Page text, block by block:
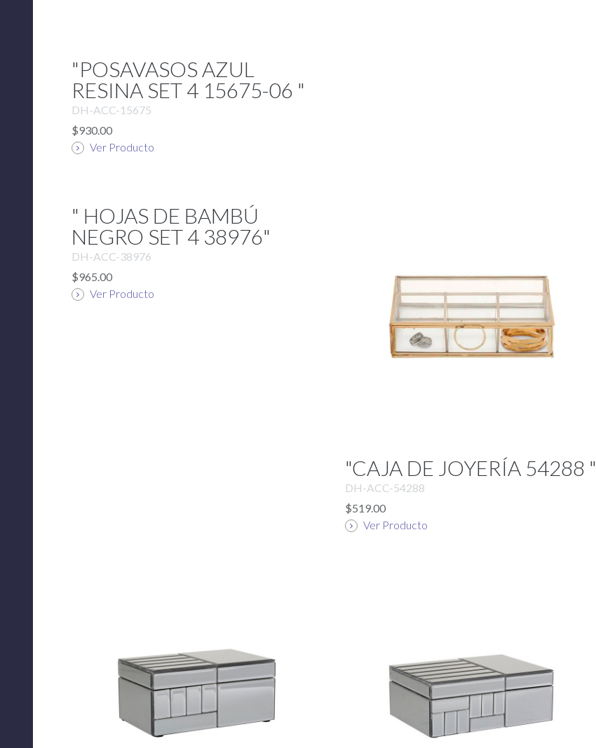
"POSAVASOS AZUL
RESINA SET 4 15675-06 "
DH-ACC-15675
$930.00
Ver Producto
" HOJAS DE BAMBÚ
NEGRO SET 4 38976"
DH-ACC-38976
$965.00
Ver Producto
"CAJA DE JOYERÍA 54288 "
DH-ACC-54288
$519.00
Ver Producto